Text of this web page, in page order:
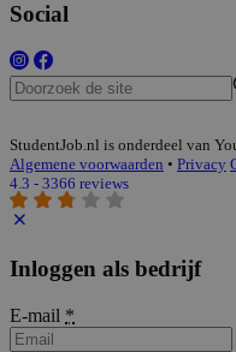
Social
StudentJob.nl is onderdeel van
Algemene voorwaarden • Privacy
4.3 - 3366 reviews
Inloggen als bedrijf
E-mail *